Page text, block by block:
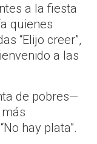
a la fiesta
quienes
“Elijo creer”,
a las
de pobres—
hay plata”.